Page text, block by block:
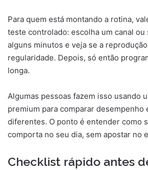
Para quem está montando a rotina,
teste controlado: escolha um canal
alguns minutos e veja se a
regularidade. Depois, só então
longa.
Algumas pessoas fazem isso usando
premium para comparar desempenho
diferentes. O ponto é entender como
comporta no seu dia, sem apostar no
Checklist rápido antes